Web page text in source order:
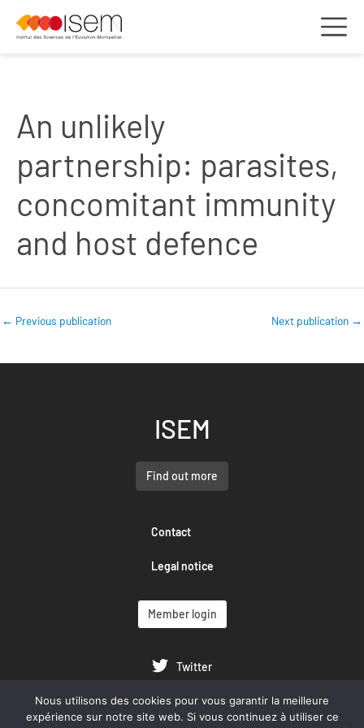
An unlikely
partnership: parasites,
concomitant immunity
and host defence
← Previous publication Next publication →
ISEM
Find out more
Contact
Legal notice
Member login
Twitter
Google Scholar
Nous utilisons des cookies pour vous garantir la meilleure
expérience sur notre site web. Si vous continuez à utiliser ce